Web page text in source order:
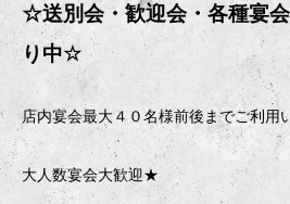
☆送別会・歓迎会・ 各種宴
り中☆
店内宴会最大４０名様前後までご利用
大人数宴会大歓迎★